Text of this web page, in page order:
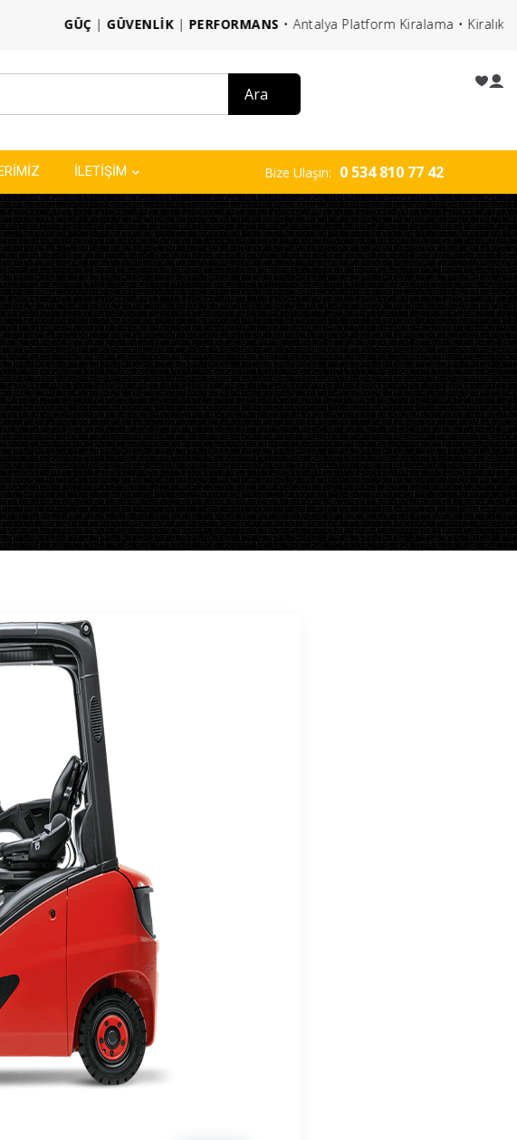
GÜVENLİK| PERFORMANS• Antalya Platform Kiralama • Kiralık Vinç • Kiralık
İLETİŞİM Bize Ulaşın: 0 534 810 77 42